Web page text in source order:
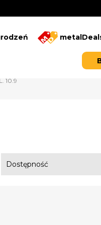
10.9
Dostępność